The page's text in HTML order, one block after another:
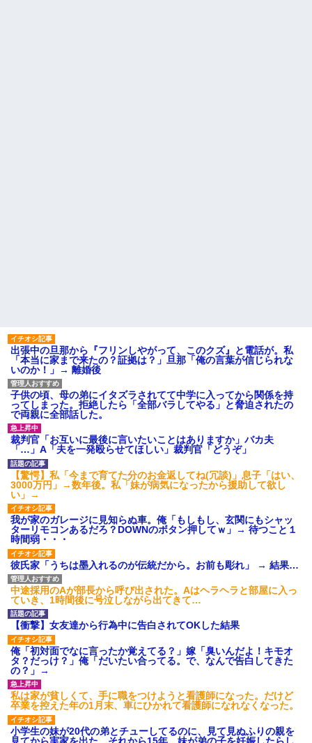
の？ｗｗ」「逆に超安い」
私「ちょっと、人の家の金庫
触らないでよ！」キチママ『そ
こに金庫があったから、開けて
みようとしただけ☆』義兄「泥
は出てけ！二度と来るな！」結
果・・・
私「初めて飲む味だけどなん
のお茶？」彼「ちっ！」私「」
【GIF】JSのカンチョーワロ
タ
後続車にクラクションを鳴ら
され彼氏が逆切れ。「何クラク
ション鳴らしてんだ！降りてこ
いよ！」と怒鳴りだし...
【衝撃】報酬100万円超の治験
募集がこちらｗｗｗｗｗ(※画像
あり)
【ネット騒然】惨殺されたタ
ワマン頂き女子のこの動画、す
げえええええｗｗｗｗｗｗｗｗ
ｗｗｗ
【愕然】白のクラウン俺氏、
高速道路左車線を制限速度で走
った結果wwwwwwwwwwww
百年の恋12-899 食べた量を
張り合ってくる
【悲報】佐藤輝明・・・２軍
でも盛大にやらかす←あまり悲
しませないでくれ
出張中の旦那から『フリンしやがって、このクズ』と電話が。私
「本当に家まで来たの？証拠は？」旦那「俺の言葉が信じられな
いのか！」→ 離婚後
子供の頃、母の弟にイタズラされてて中学に入ってから関係を持
ってしまった。拒絶したら「全部バラしてやる」と脅迫されたの
で両親に全部話した。
裁判官「お互いに最後に言いたいことはありますか」バカ夫
「…」A「夫を一発殴らせてほしい」裁判官「どうぞ」
【驚愕】私「今まで育てた分のお金返してね(冗談)」息子「はい、
3000万円」→数年後。私「妹が病気になったから援助して欲し
い」→
我が家のガレージに見知らぬ車。俺「もしもし、玄関にもシャッ
ターリモコンあるだろ？DOWNのボタン押してｗ」→ 待つこと１
時間弱・・・
彼氏家「うちは墨入れるのが伝統だから。お前も彫れ」 → 結果…
中途採用のAが部長から呼び出された。Aはヘラヘラと部屋に入っ
ていき、1時間後に号泣しながら出てきて…
【衝撃】女友達から行為中に告白されてOKした結果
俺「初対面でなに言ったか覚えてる？」嫁「臭いんだよ！キモオ
タ？だっけ？」俺「だいたい合ってる。で、なんで告白してきた
の？」→
私は家が貧しくて、手に職をつけようと看護師になった。だけど
卒業を控えた年の1月末、車にひかれて看護師になれなくなった。
小学生の妹が20代の弟とチューしてるのに、見て見ぬふりの親を
見てから実家を出た。それから15年、妹が弟の子を妊娠したらし